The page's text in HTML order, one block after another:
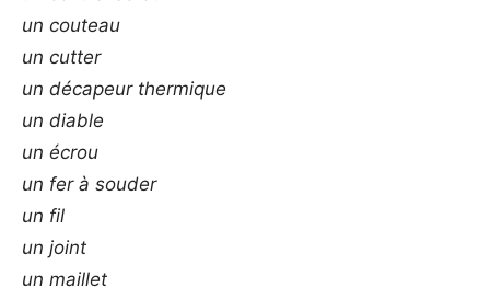
un couteau
un cutter
un décapeur thermique
un diable
un écrou
un fer à souder
un fil
un joint
un maillet